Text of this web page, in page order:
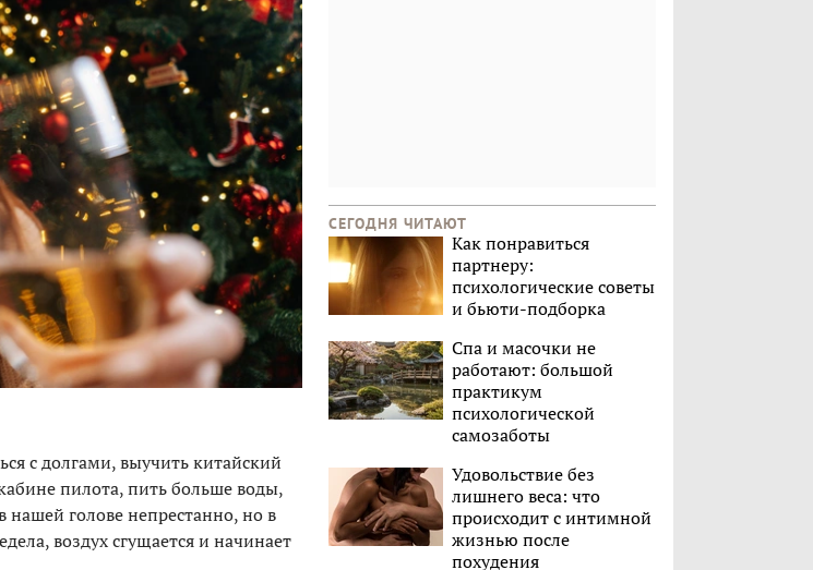
с долгами, выучить китайский
пилота, пить больше воды,
голове непрестанно, но в
воздух сгущается и начинает
СЕГОДНЯ ЧИТАЮТ
Как понравиться
партнеру:
психологические советы
и бьюти-подборка
Спа и масочки не
работают: большой
практикум
психологической
самозаботы
Удовольствие без
лишнего веса: что
происходит с интимной
жизнью после
похудения